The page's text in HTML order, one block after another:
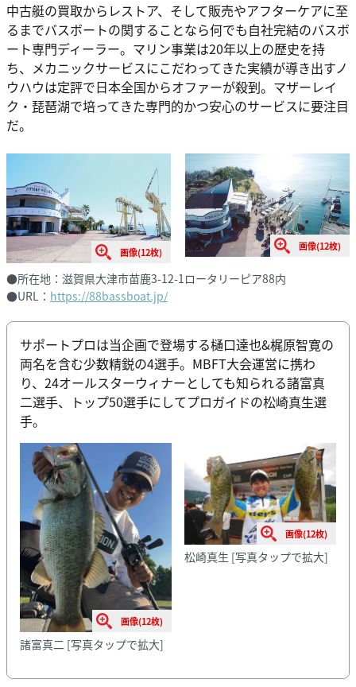
中古艇の買取からレストア、そして販売やアフターケアに至
るまでバスボートの関することなら何でも自社完結のバスボ
ート専門ディーラー。マリン事業は20年以上の歴史を持
ち、メカニックサービスにこだわってきた実績が導き出すノ
ウハウは定評で日本全国からオファーが殺到。マザーレイ
ク・琵琶湖で培ってきた専門的かつ安心のサービスに要注目
だ。
画像(12枚)
画像(12枚)
●所在地：滋賀県大津市苗鹿3-12-1ロータリーピア88内
●URL： https://88bassboat.jp/
サポートプロは当企画で登場する樋口達也&梶原智寛の
両名を含む少数精鋭の4選手。MBFT大会運営に携わ
り、24オールスターウィナーとしても知られる諸富真
二選手、トップ50選手にしてプロガイドの松崎真生選
手。
画像(12枚)
諸富真二 [写真タップで拡大]
画像(12枚)
松崎真生 [写真タップで拡大]